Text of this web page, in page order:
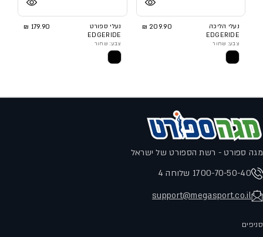
נעלי הליכה
EDGERIDE
209.90 ₪
צבע: שחור
נעלי ספורט
EDGERIDE
179.90 ₪
צבע: שחור
מגה ספורט - רשת הספורט של ישראל
1700-70-50-40 שלוחה 4
support@megasport.co.il
סניפים